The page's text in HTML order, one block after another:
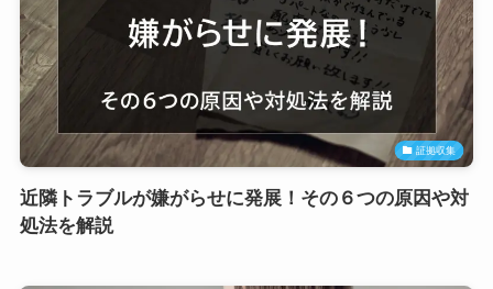
証拠収集
近隣トラブルが嫌がらせに発展！その６つの原因や対
処法を解説